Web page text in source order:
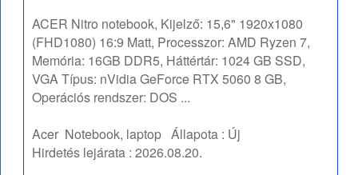
ACER Nitro notebook, Kijelző: 15,6" 1920x1080
(FHD1080) 16:9 Matt, Processzor: AMD Ryzen 7,
Memória: 16GB DDR5, Háttértár: 1024 GB SSD,
VGA Típus: nVidia GeForce RTX 5060 8 GB,
Operációs rendszer: DOS ...
Acer Notebook, laptop Állapota : Új
Hirdetés lejárata :2026.08.20.